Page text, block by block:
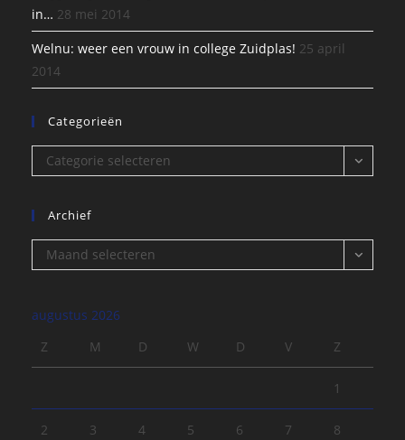
in… 28 mei 2014
Welnu: weer een vrouw in college Zuidplas! 25 april
2014
Categorieën
Categorieën
Categorie selecteren
Archief
Archief
Maand selecteren
augustus 2026
Z
M D W D V Z
1
2 3 4 5 6 7 8